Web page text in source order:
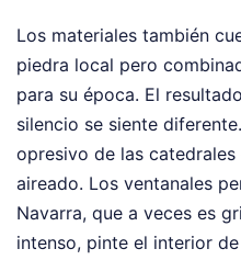
Los materiales también
piedra local pero
para su época. El
silencio se siente
opresivo de las
aireado. Los ventanales
Navarra, que a veces es
intenso, pinte el interior